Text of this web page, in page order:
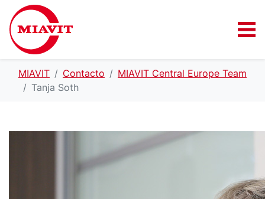
MIAVIT Contacto
MIAVIT Central Europe Team
Tanja Soth